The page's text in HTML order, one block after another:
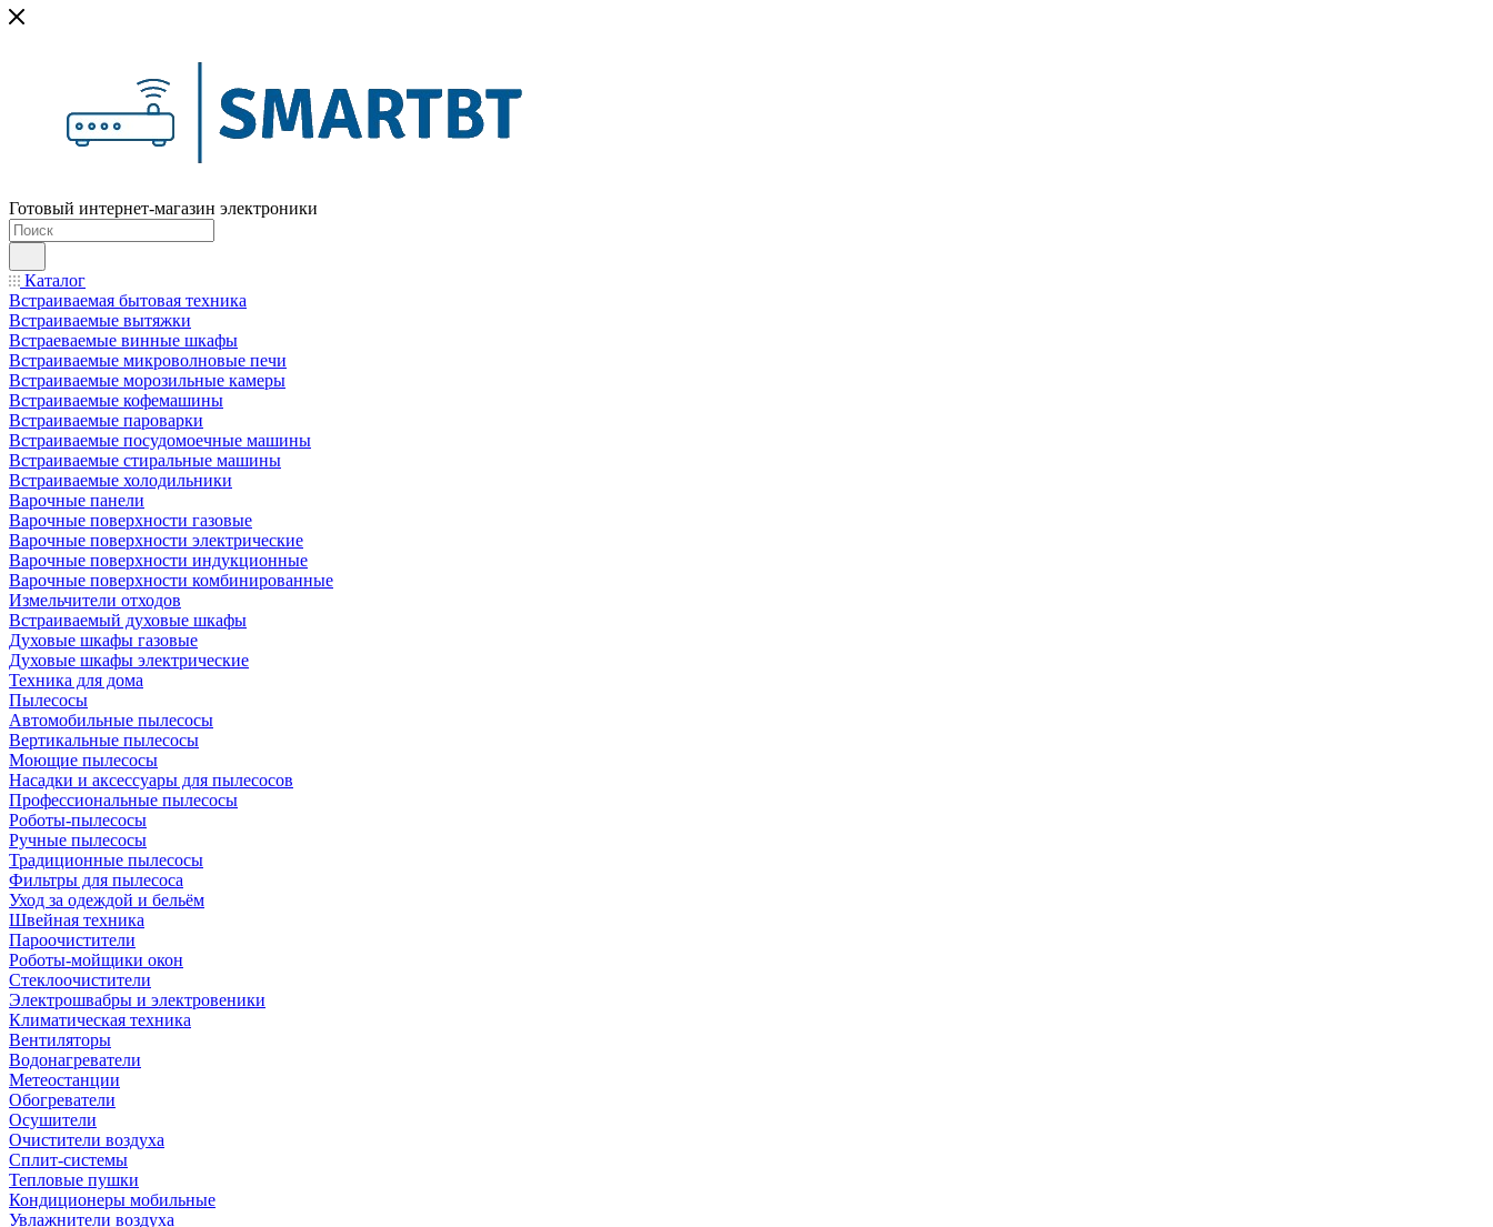
Готовый интернет-магазин электроники
Каталог
Встраиваемая бытовая техника
Встраиваемые вытяжки
Встраеваемые винные шкафы
Встраиваемые микроволновые печи
Встраиваемые морозильные камеры
Встраиваемые кофемашины
Встраиваемые пароварки
Встраиваемые посудомоечные машины
Встраиваемые стиральные машины
Встраиваемые холодильники
Варочные панели
Варочные поверхности газовые
Варочные поверхности электрические
Варочные поверхности индукционные
Варочные поверхности комбинированные
Измельчители отходов
Встраиваемый духовые шкафы
Духовые шкафы газовые
Духовые шкафы электрические
Техника для дома
Пылесосы
Автомобильные пылесосы
Вертикальные пылесосы
Моющие пылесосы
Насадки и аксессуары для пылесосов
Профессиональные пылесосы
Роботы-пылесосы
Ручные пылесосы
Традиционные пылесосы
Фильтры для пылесоса
Уход за одеждой и бельём
Швейная техника
Пароочистители
Роботы-мойщики окон
Стеклоочистители
Электрошвабры и электровеники
Климатическая техника
Вентиляторы
Водонагреватели
Метеостанции
Обогреватели
Осушители
Очистители воздуха
Сплит-системы
Тепловые пушки
Кондиционеры мобильные
Увлажнители воздуха